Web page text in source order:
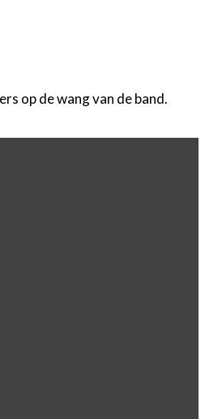
op de wang van de band.